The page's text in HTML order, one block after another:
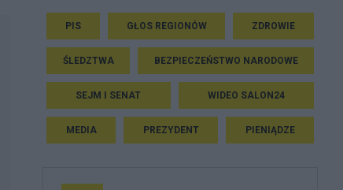
PIS GŁOS REGIONÓW ZDROWIE
ŚLEDZTWA BEZPIECZEŃSTWO NARODOWE
SEJM I SENAT WIDEO SALON24
MEDIA PREZYDENT PIENIĄDZE